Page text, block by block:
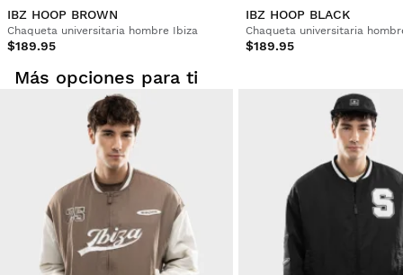
IBZ HOOP BROWN
Chaqueta universitaria hombre Ibiza
$189.95
IBZ HOOP BLACK
Chaqueta universitaria
$189.95
Más opciones para ti